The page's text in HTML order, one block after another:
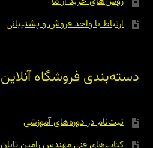
ارتباط با واحد فروش و پشتیبانی
دسته‌بندی فروشگاه آنلاین
ثبت‌نام در دوره‌های آموزشی